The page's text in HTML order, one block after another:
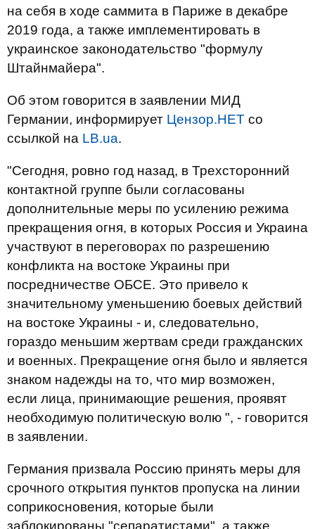
на себя в ходе саммита в Париже в декабре
2019 года, а также имплементировать в
украинское законодательство "формулу
Штайнмайера".
Об этом говорится в заявлении МИД
Германии, информирует Цензор.НЕТ со
ссылкой на LB.ua.
"Сегодня, ровно год назад, в Трехсторонний
контактной группе были согласованы
дополнительные меры по усилению режима
прекращения огня, в которых Россия и Украина
участвуют в переговорах по разрешению
конфликта на востоке Украины при
посредничестве ОБСЕ. Это привело к
значительному уменьшению боевых действий
на востоке Украины - и, следовательно,
гораздо меньшим жертвам среди гражданских
и военных. Прекращение огня было и является
знаком надежды на то, что мир возможен,
если лица, принимающие решения, проявят
необходимую политическую волю ", - говорится
в заявлении.
Германия призвала Россию принять меры для
срочного открытия пунктов пропуска на линии
соприкосновения, которые были
заблокированы "сепаратистами", а также